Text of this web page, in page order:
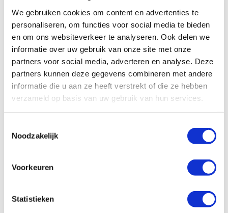
We gebruiken cookies om content en advertenties te
personaliseren, om functies voor social media te bieden
en om ons websiteverkeer te analyseren. Ook delen we
informatie over uw gebruik van onze site met onze
partners voor social media, adverteren en analyse. Deze
partners kunnen deze gegevens combineren met andere
informatie die u aan ze heeft verstrekt of die ze hebben
verzameld op basis van uw gebruik van hun services.
Noodzakelijk
Voorkeuren
Statistieken
de woningeigenaar. Kortom, als je als installateur op zoek
bent naar een budgetvriendelijke, compacte en slimme
oplossing voor ventilatie bij renovaties, dan is de DucoBox
Reno jouw antwoord. Maak de overstap naar
vraaggestuurde ventilatie en ervaar de eenvoud van
efficiëntie met DucoBox Reno.